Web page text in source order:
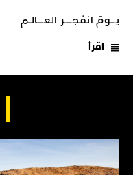
يـــومَ انفجـــــر العــــالـم
اقرأ